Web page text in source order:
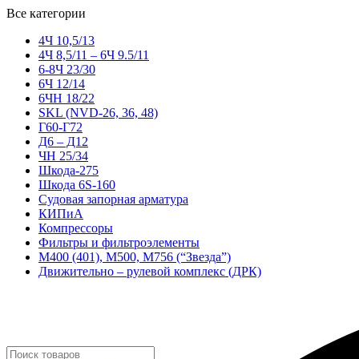
Все категории
4Ч 10,5/13
4Ч 8,5/11 – 6Ч 9.5/11
6-8Ч 23/30
6Ч 12/14
6ЧН 18/22
SKL (NVD-26, 36, 48)
Г60-Г72
Д6 – Д12
ЧН 25/34
Шкода-275
Шкода 6S-160
Судовая запорная арматура
КИПиА
Компрессоры
Фильтры и фильтроэлементы
М400 (401), М500, М756 (“Звезда”)
Движительно – рулевой комплекс (ДРК)